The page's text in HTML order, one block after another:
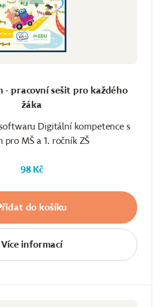
- pracovní sešit pro každého
žáka
Digitální kompetence s
pro MŠ a 1. ročník ZŠ
98 Kč
do košíku
Více informací